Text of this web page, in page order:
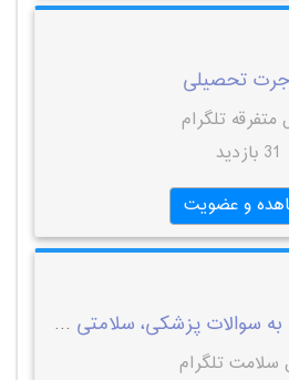
تحصیلی
متفرقه تلگرام
31 بازدید
و عضویت
کلینیک مردم | پاسخ به سوالات پزشکی، سلامتی و تندرستی
سلامت تلگرام